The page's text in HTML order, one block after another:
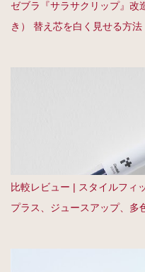
ゼブラ『サラサクリップ』改
き） 替え芯を白く見せる方法
比較レビュー | スタイルフィ
プラス、ジュースアップ、多